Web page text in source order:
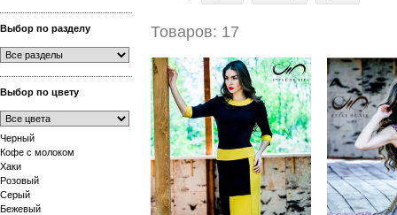
Выбор по разделу
Выбор по цвету
Черный
Кофе с молоком
Хаки
Розовый
Серый
Бежевый
Товаров: 17